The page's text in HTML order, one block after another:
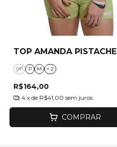
TOP AMANDA PISTACHE
PP P M + 2
R$164,00
4 x de R$41,00 sem juros
COMPRAR